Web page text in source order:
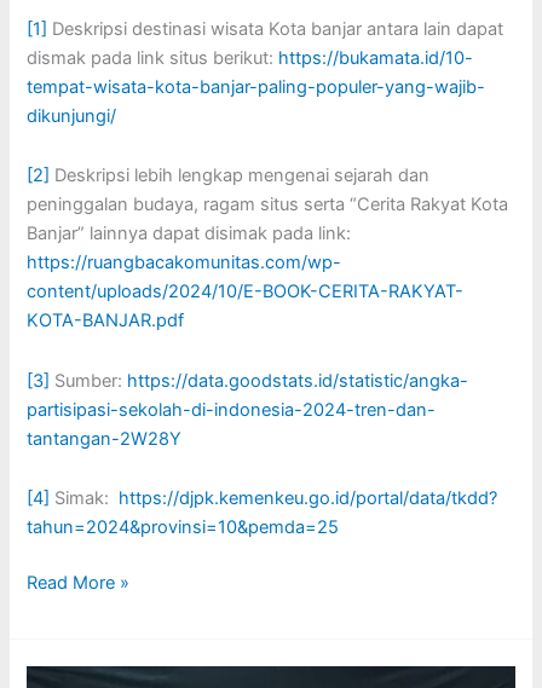
[1] Deskripsi destinasi wisata Kota banjar antara lain dapat
dismak pada link situs berikut: https://bukamata.id/10-
tempat-wisata-kota-banjar-paling-populer-yang-wajib-
dikunjungi/
[2] Deskripsi lebih lengkap mengenai sejarah dan
peninggalan budaya, ragam situs serta “Cerita Rakyat Kota
Banjar” lainnya dapat disimak pada link:
https://ruangbacakomunitas.com/wp-
content/uploads/2024/10/E-BOOK-CERITA-RAKYAT-
KOTA-BANJAR.pdf
[3] Sumber: https://data.goodstats.id/statistic/angka-
partisipasi-sekolah-di-indonesia-2024-tren-dan-
tantangan-2W28Y
[4] Simak: https://djpk.kemenkeu.go.id/portal/data/tkdd?
tahun=2024&provinsi=10&pemda=25
Read More »
SEMANGAT